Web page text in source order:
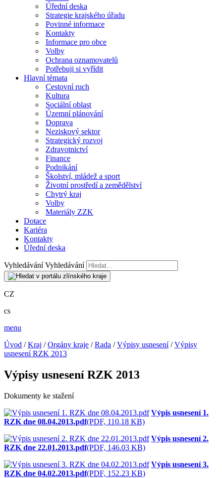
Úřední deska
Strategie krajského úřadu
Povinné informace
Kontakty
Informace pro obce
Volby
Ochrana oznamovatelů
Potřebuji si vyřídit
Hlavní témata
Cestovní ruch
Kultura
Sociální oblast
Územní plánování
Doprava
Neziskový sektor
Strategický rozvoj
Zdravotnictví
Finance
Podnikání
Školství, mládež a sport
Životní prostředí a zemědělství
Chytrý kraj
Volby
Materiály ZZK
Dotace
Kariéra
Kontakty
Úřední deska
Vyhledávání Vyhledávání
CZ
cs
menu
Úvod /Kraj /Orgány kraje /Rada /Výpisy usnesení/Výpisy
usnesení RZK 2013
Výpisy usnesení RZK 2013
Dokumenty ke stažení
Výpis usnesení 1.
RZK dne 08.04.2013.pdf(PDF, 110.18 KB)
Výpis usnesení 2.
RZK dne 22.01.2013.pdf(PDF, 146.03 KB)
Výpis usnesení 3.
RZK dne 04.02.2013.pdf(PDF, 152.23 KB)